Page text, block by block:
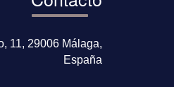
11, 29006 Málaga,
España